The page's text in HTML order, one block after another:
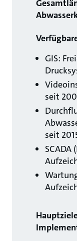
GIS:
seit
seit
SCADA